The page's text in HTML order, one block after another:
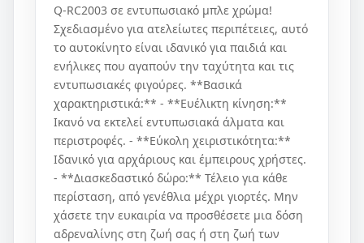
Q-RC2003 σε εντυπωσιακό μπλε χρώμα!
Σχεδιασμένο για ατελείωτες περιπέτειες, αυτό
το αυτοκίνητο είναι ιδανικό για παιδιά και
ενήλικες που αγαπούν την ταχύτητα και τις
εντυπωσιακές φιγούρες. **Βασικά
χαρακτηριστικά:** - **Ευέλικτη κίνηση:**
Ικανό να εκτελεί εντυπωσιακά άλματα και
περιστροφές. - **Εύκολη χειριστικότητα:**
Ιδανικό για αρχάριους και έμπειρους χρήστες.
- **Διασκεδαστικό δώρο:** Τέλειο για κάθε
περίσταση, από γενέθλια μέχρι γιορτές. Μην
χάσετε την ευκαιρία να προσθέσετε μια δόση
αδρεναλίνης στη ζωή σας ή στη ζωή των